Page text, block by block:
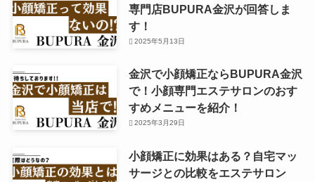
専門店BUPURA金沢が回答しま
す！
2025年5月13日
金沢で小顔矯正ならBUPURA金沢
で！小顔専門エステサロンのおす
すめメニューを紹介！
2025年3月29日
小顔矯正に効果はある？自宅マッ
サージとの比較をエステサロン